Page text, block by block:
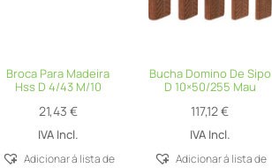
Broca Para Madeira
Hss D 4/43 M/10
21,43 €
IVA Incl.
Adicionar á lista de
Bucha Domino De Sipo
D 10×50/255 Mau
117,12€
IVA Incl.
Adicionar á lista de